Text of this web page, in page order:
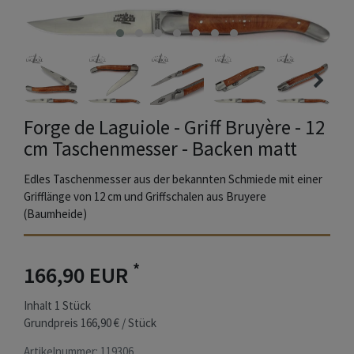
Forge de Laguiole - Griff Bruyère - 12
cm Taschenmesser - Backen matt
Edles Taschenmesser aus der bekannten Schmiede mit einer
Grifflänge von 12 cm und Griffschalen aus Bruyere
(Baumheide)
166,90 EUR *
Inhalt 1 Stück
Grundpreis 166,90 € / Stück